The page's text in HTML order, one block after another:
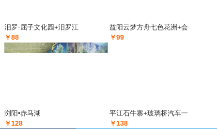
汨罗·屈子文化园+汨罗江
￥88
益阳云梦方舟七色花洲+会
￥99
浏阳•赤马湖
￥128
平江石牛寨+玻璃桥汽车一
￥138